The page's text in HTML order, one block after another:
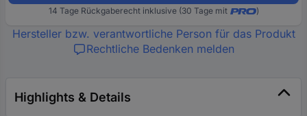
14 Tage Rückgaberecht inklusive (30 Tage mit )
Hersteller bzw. verantwortliche Person für das Produkt
Rechtliche Bedenken melden
Highlights & Details